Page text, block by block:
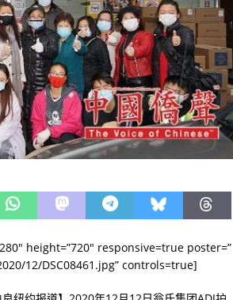
height=”720″ responsive=true poster=”
12/DSC08461.jpg” controls=true]